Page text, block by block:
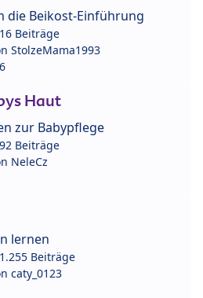
die Beikost-Einführung
Beiträge
StolzeMama1993
Haut
zur Babypflege
Beiträge
NeleCz
lernen
Beiträge
caty_0123